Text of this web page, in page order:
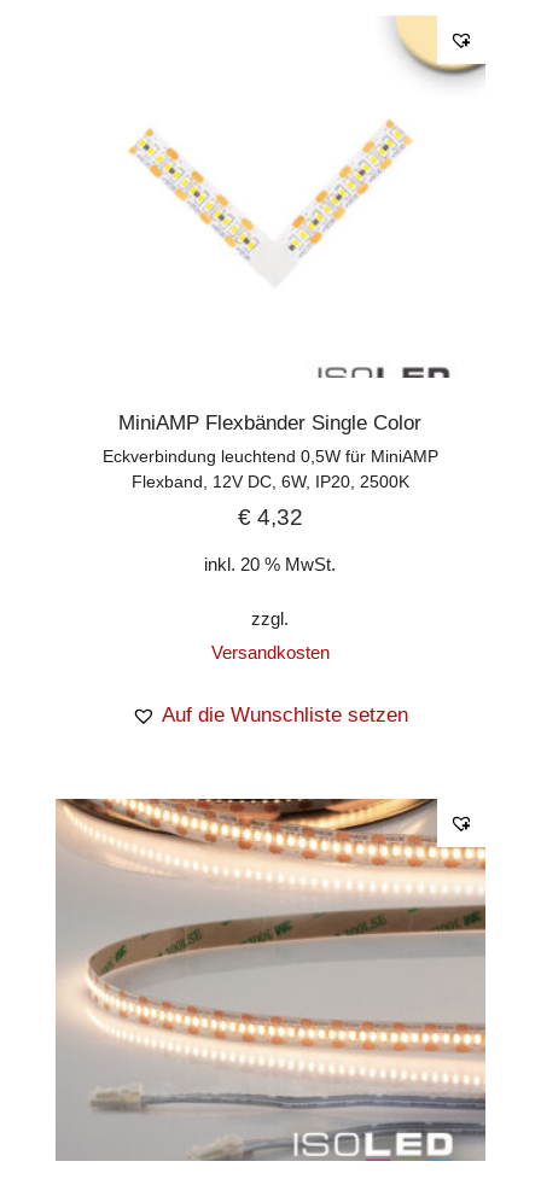
MiniAMP Flexbänder Single Color
Eckverbindung leuchtend 0,5W für MiniAMP
Flexband, 12V DC, 6W, IP20, 2500K
€4,32
inkl. 20 % MwSt.
zzgl.
Versandkosten
Auf die Wunschliste setzen